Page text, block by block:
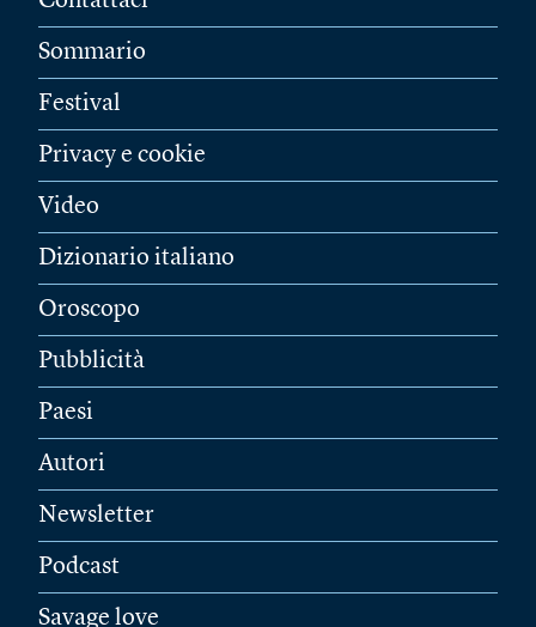
Sommario
Festival
Privacy e cookie
Video
Dizionario italiano
Oroscopo
Pubblicità
Paesi
Autori
Newsletter
Podcast
Savage love